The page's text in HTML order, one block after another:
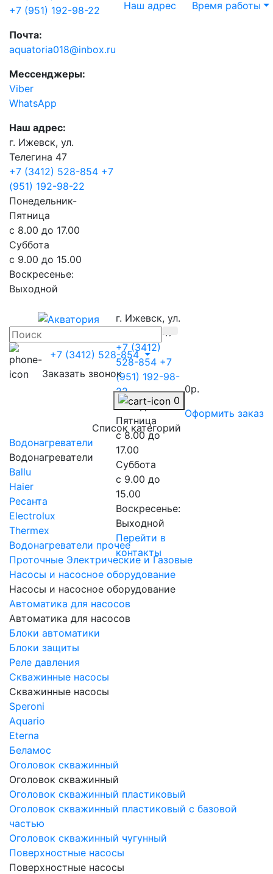
+7 (951) 192-98-22
Почта:
aquatoria018@inbox.ru
Мессенджеры:
Viber
WhatsApp
Наш адрес:
г. Ижевск, ул.
Телегина 47
+7 (3412) 528-854 +7
(951) 192-98-22
Понедельник-
Пятница
с 8.00 до 17.00
Суббота
с 9.00 до 15.00
Воскресенье:
Выходной
Наш адрес
г. Ижевск, ул.
Телегина 47
+7 (3412)
528-854 +7
(951) 192-98-
22
Понедельник-
Пятница
с 8.00 до
17.00
Суббота
с 9.00 до
15.00
Воскресенье:
Выходной
Перейти в
контакты
Время работы
+7 (3412) 528-854
Заказать звонок
0
0р.
Оформить заказ
Список категорий
Водонагреватели
Водонагреватели
Ballu
Haier
Ресанта
Electrolux
Thermex
Водонагреватели прочее
Проточные Электрические и Газовые
Насосы и насосное оборудование
Насосы и насосное оборудование
Автоматика для насосов
Автоматика для насосов
Блоки автоматики
Блоки защиты
Реле давления
Скважинные насосы
Скважинные насосы
Speroni
Aquario
Eterna
Беламос
Оголовок скважинный
Оголовок скважинный
Оголовок скважинный пластиковый
Оголовок скважинный пластиковый с базовой
частью
Оголовок скважинный чугунный
Поверхностные насосы
Поверхностные насосы